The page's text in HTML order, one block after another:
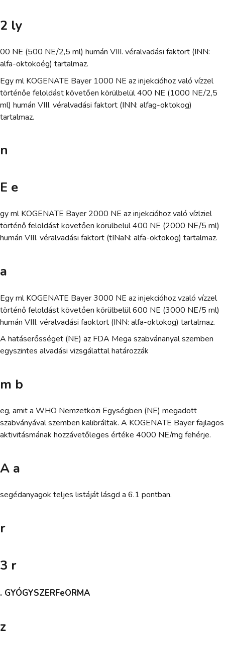
2 ly
00 NE (500 NE/2,5 ml) humán VIII. véralvadási faktort (INN:
alfa-oktokoég) tartalmaz.
Egy ml KOGENATE Bayer 1000 NE az injekcióhoz való vízzel
történőe feloldást követően körülbelül 400 NE (1000 NE/2,5
ml) humán VIII. véralvadási faktort (INN: alfag-oktokog)
tartalmaz.
n
E e
gy ml KOGENATE Bayer 2000 NE az injekcióhoz való vízlziel
történő feloldást követően körülbelül 400 NE (2000 NE/5 ml)
humán VIII. véralvadási faktort (tINaN: alfa-oktokog) tartalmaz.
a
Egy ml KOGENATE Bayer 3000 NE az injekcióhoz vzaló vízzel
történő feloldást követően körülbelül 600 NE (3000 NE/5 ml)
humán VIII. véralvadási faoktort (INN: alfa-oktokog) tartalmaz.
A hatáserősséget (NE) az FDA Mega szabvánanyal szemben
egyszintes alvadási vizsgálattal határozzák
m b
eg, amit a WHO Nemzetközi Egységben (NE) megadott
szabványával szemben kalibráltak. A KOGENATE Bayer fajlagos
aktivitásmának hozzávetőleges értéke 4000 NE/mg fehérje.
A a
segédanyagok teljes listáját lásgd a 6.1 pontban.
r
3 r
. GYÓGYSZERFeORMA
z